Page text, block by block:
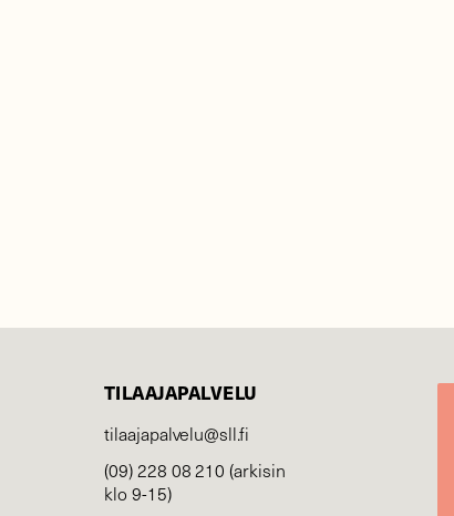
TILAAJAPALVELU
tilaajapalvelu@sll.fi
(09) 228 08 210 (arkisin
klo 9-15)